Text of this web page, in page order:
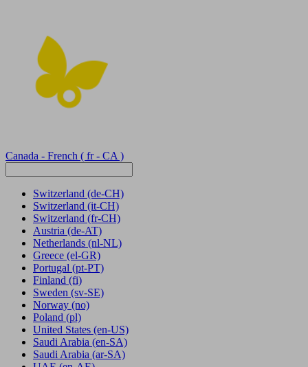
Canada - French ( fr - CA )
Switzerland (de-CH)
Switzerland (it-CH)
Switzerland (fr-CH)
Austria (de-AT)
Netherlands (nl-NL)
Greece (el-GR)
Portugal (pt-PT)
Finland (fi)
Sweden (sv-SE)
Norway (no)
Poland (pl)
United States (en-US)
Saudi Arabia (en-SA)
Saudi Arabia (ar-SA)